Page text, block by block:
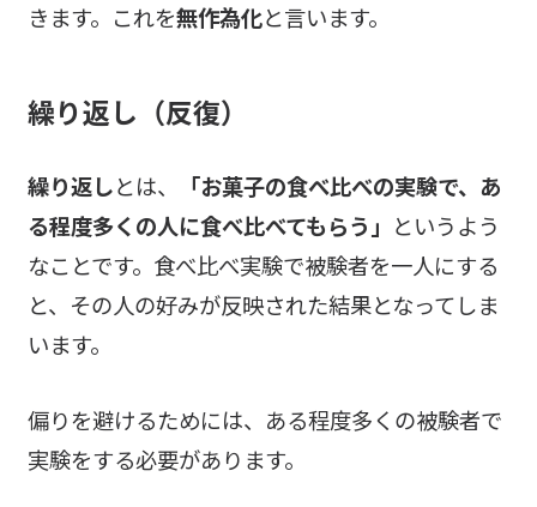
きます。これを無作為化と言います。
繰り返し（反復）
繰り返しとは、
「お菓子の食べ比べの実験で、あ
る程度多くの人に食べ比べてもらう」 というよう
なことです。食べ比べ実験で被験者を一人にする
と、その人の好みが反映された結果となってしま
います。
偏りを避けるためには、ある程度多くの被験者で
実験をする必要があります。